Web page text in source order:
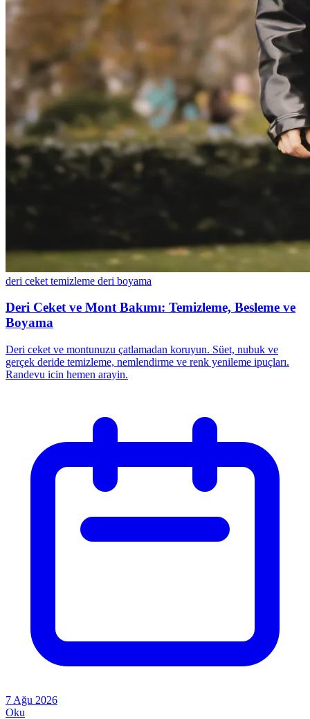
deri ceket temizleme deri boyama
Deri Ceket ve Mont Bakımı: Temizleme, Besleme ve
Boyama
Deri ceket ve montunuzu çatlamadan koruyun. Süet, nubuk ve
gerçek deride temizleme, nemlendirme ve renk yenileme ipuçları.
Randevu icin hemen arayin.
7 Ağu 2026
Oku